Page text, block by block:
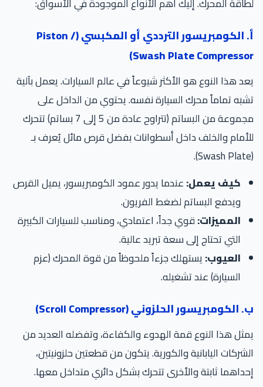
أ. الكومبريسور الترددي أو المكبسي (Piston /
Swash Plate Compressor)
يعد هذا النوع هو الأكثر شيوعاً في عالم السيارات. يعمل بآلية
تشبه تماماً محرك السيارة نفسه. يحتوي من الداخل على
مجموعة من البساتم (تتراوح عادة من 5 إلى 7 بساتم) تتحرك
للأمام والخلف داخل أسطوانات بفضل قرص مائل يُعرف بـ
(Swash Plate).
كيف يعمل:عندما يدور عمود الكومبريسور، يميل القرص
ويدفع البساتم لضغط الفريون.
المميزات:قوي جداً، اعتمادي، ومناسب للسيارات الكبيرة
التي تحتاج إلى سعة تبريد عالية.
العيوب:يستهلك جزءاً ملحوظاً من قوة المحرك (عزم
السيارة) عند تشغيله.
ب. الكومبريسور الحلزوني (Scroll Compressor)
يمثل هذا النوع قمة الهدوء والكفاءة، وتفضله العديد من
الشركات اليابانية والكورية. يتكون من قطعتين حلزونيتين،
إحداهما ثابتة والأخرى تتحرك بشكل دائري متداخل معها.